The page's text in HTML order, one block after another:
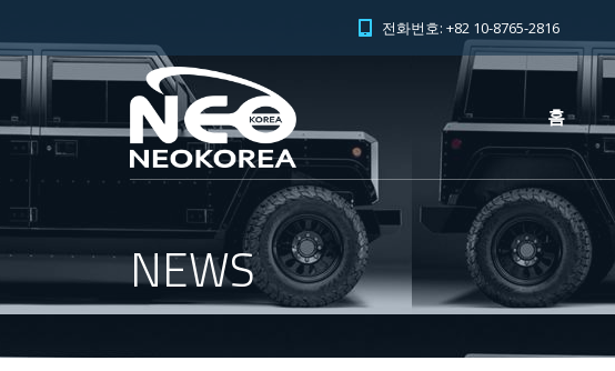
전화번호: +82 10-8765-2816
홈
NEWS